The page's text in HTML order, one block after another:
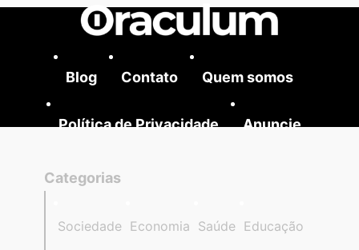
Blog Contato Quem somos
Política de Privacidade Anuncie
Categorias
Sociedade Economia Saúde Educação